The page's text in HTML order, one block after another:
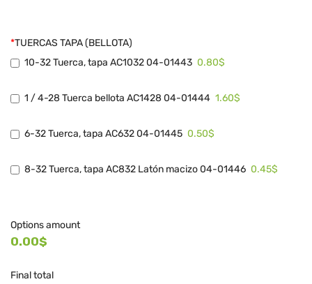
*TUERCAS TAPA (BELLOTA)
10-32 Tuerca, tapa AC1032 04-01443 0.80$
1 / 4-28 Tuerca bellota AC1428 04-01444 1.60$
6-32 Tuerca, tapa AC632 04-01445 0.50$
8-32 Tuerca, tapa AC832 Latón macizo 04-01446 0.45$
Options amount
0.00$
Final total